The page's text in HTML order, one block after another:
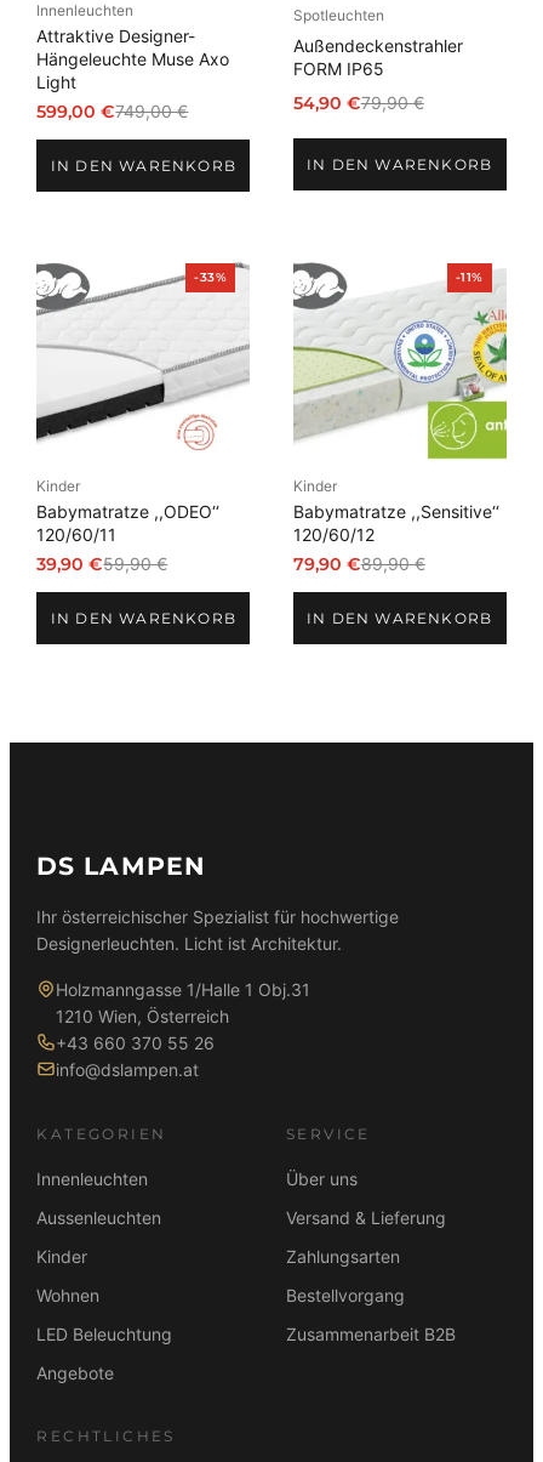
Innenleuchten
Attraktive Designer-
Hängeleuchte Muse Axo
Light
749,00€
Ursprünglicher
war:
599,00€
Aktueller
ist:IN DEN WARENKORB
Spotleuchten
Außendeckenstrahler
FORM IP65
79,90€
Ursprünglicher
Preis
war:
79,90 €
54,90 €
Aktueller
Preis
ist:
54,90 €.
IN DEN WARENKORB
-33%Produkt
im
Kinder
Babymatratze ,,ODEO‘‘
120/60/11
59,90€
Ursprünglicher
war:
39,90€
Aktueller
ist:IN DEN WARENKORB
-11%Produkt
im
Angebot
Kinder
Babymatratze ,,Sensitive‘‘
120/60/12
89,90€
Ursprünglicher
war:
79,90 €
Aktueller
ist:IN DEN WARENKORB
DS LAMPEN
Ihr österreichischer Spezialist für hochwertige
Designerleuchten. Licht ist Architektur.
Holzmanngasse 1/Halle 1 Obj.31
1210 Wien, Österreich
+43 660 370 55 26
info@dslampen.at
KATEGORIEN
Innenleuchten
Aussenleuchten
Kinder
Wohnen
LED Beleuchtung
Angebote
SERVICE
Über uns
Versand & Lieferung
Zahlungsarten
Bestellvorgang
Zusammenarbeit B2B
RECHTLICHES